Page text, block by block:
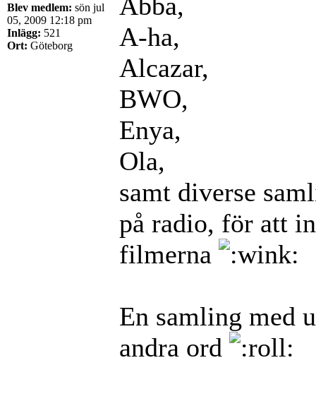
Blev medlem: sön jul
05, 2009 12:18 pm
Inlägg: 521
Ort: Göteborg
A-ha,
Alcazar,
BWO,
Enya,
Ola,
samt diverse
på radio, för att
filmerna
En samling med
andra ord